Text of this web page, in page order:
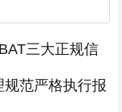
三大正规信
范严格执行报